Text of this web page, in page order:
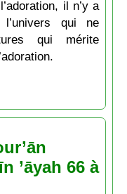
il n’y a
qui ne
qui mérite
’āyah 66 à